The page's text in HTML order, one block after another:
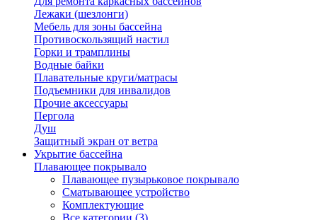
Лежаки (шезлонги)
Мебель для зоны бассейна
Противоскользящий настил
Горки и трамплины
Водные байки
Плавательные круги/матрасы
Подъемники для инвалидов
Прочие аксессуары
Пергола
Душ
Защитный экран от ветра
Укрытие бассейна
Плавающее покрывало
Плавающее пузырьковое покрывало
Сматывающее устройство
Комплектующие
Все категории (3)